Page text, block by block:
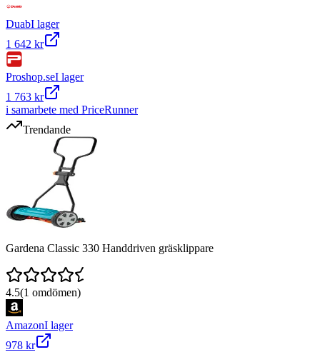
DuabI lager
1 642 kr
Proshop.seI lager
1 763 kr
i samarbete med PriceRunner
Trendande
Gardena Classic 330 Handdriven gräsklippare
4.5(1 omdömen)
AmazonI lager
978 kr